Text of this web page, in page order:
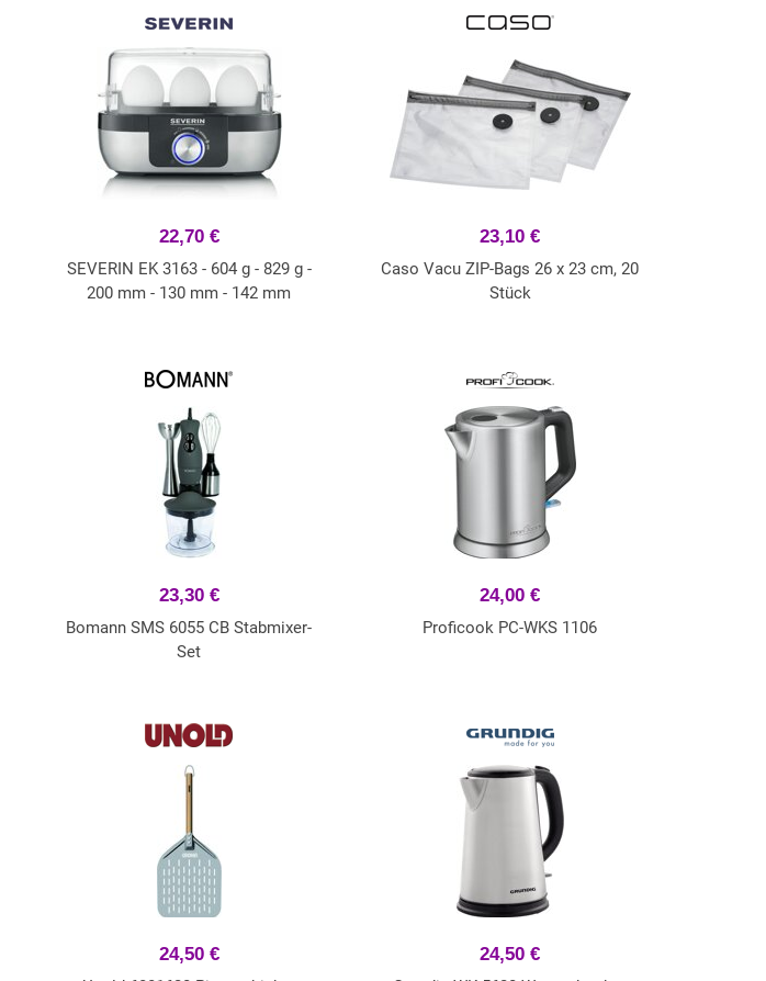
22,70 €
SEVERIN EK 3163 - 604 g - 829 g -
200 mm - 130 mm - 142 mm
23,10 €
Caso Vacu ZIP-Bags 26 x 23 cm, 20
Stück
23,30 €
Bomann SMS 6055 CB Stabmixer-
Set
24,00 €
Proficook PC-WKS 1106
24,50 € 24,50 €